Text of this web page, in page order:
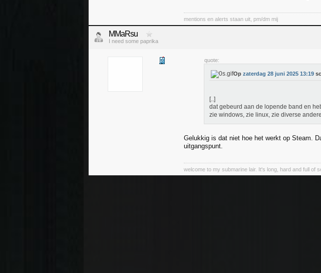
mentions en alerts staan uit, pm/dm mij
MMaRsu
I need some paprika
quote:
Op zaterdag 28 juni 2025 13:19
[..]
dat gebeurd aan de lopende band en
zie windows, zie linux, zie diverse
Gelukkig is dat niet hoe het werkt op Steam.
uitgangspunt.
welcome to my submarine lair. It's long, hard and full of